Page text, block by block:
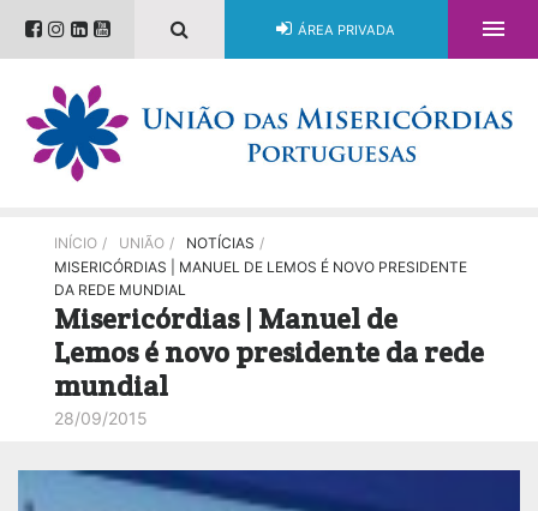
ÁREA PRIVADA 
INÍCIO / UNIÃO / NOTÍCIAS /
MISERICÓRDIAS | MANUEL DE LEMOS É NOVO PRESIDENTE
DA REDE MUNDIAL
Misericórdias | Manuel de
Lemos é novo presidente da rede
mundial
28/09/2015